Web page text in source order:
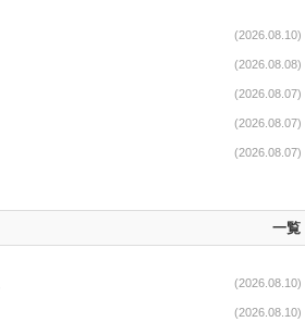
(2026.08.10)
(2026.08.08)
(2026.08.07)
(2026.08.07)
(2026.08.07)
一覧
(2026.08.10)
(2026.08.10)